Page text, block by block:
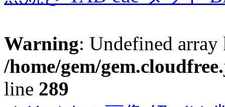
Warning: Undefined
/home/gem/
line 289